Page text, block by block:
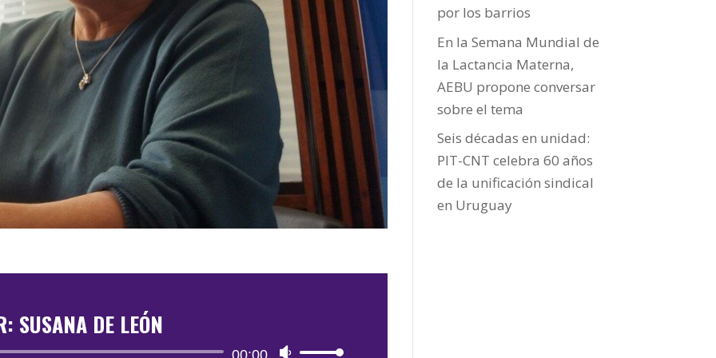
SUSANA DE LEÓN
Reproductor 00:00 Utiliza
por los barrios
En la Semana Mundial de
la Lactancia Materna,
AEBU propone conversar
sobre el tema
Seis décadas en unidad:
PIT-CNT celebra 60 años
de la unificación sindical
en Uruguay